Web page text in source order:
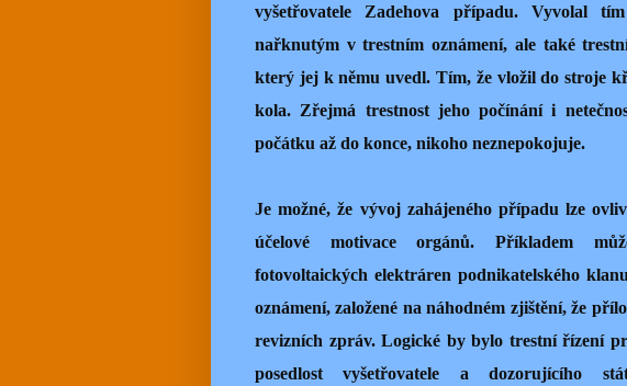
vyšetřovatele Zadehova případu. Vyvolal
nařknutým v trestním oznámení, ale také
který jej k němu uvedl. Tím, že vložil do stroje
kola. Zřejmá trestnost jeho počínání i
počátku až do konce, nikoho neznepokojuje.
Je možné, že vývoj zahájeného případu lze
účelové motivace orgánů. Příkladem
fotovoltaických elektráren podnikatelského
oznámení, založené na náhodném zjištění, že
revizních zpráv. Logické by bylo trestní řízení
posedlost vyšetřovatele a dozorujícího